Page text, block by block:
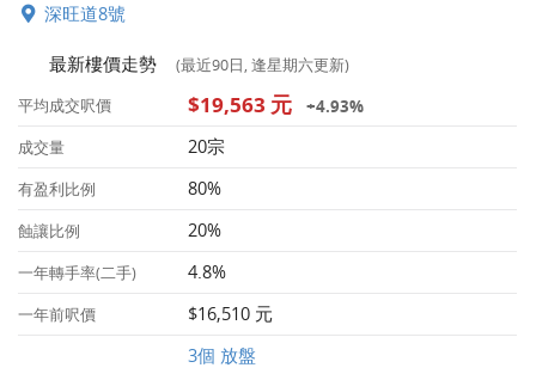
深旺道8號
最新樓價走勢
(最近90日, 逢星期六更新)
平均成交呎價
$19,563 元 +4.93%
成交量 20宗
有盈利比例 80%
蝕讓比例 20%
一年轉手率(二手) 4.8%
一年前呎價 $16,510 元
3個 放盤